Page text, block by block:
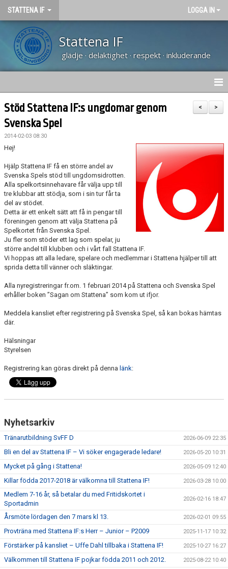
STATTENA IF LOGGA IN
Stattena IF
glädje · delaktighet · respekt · inkluderande
HEM
NYHETER
OM KLUBBEN
KALENDER
VÅRA LAG
SPONSORER
DOMARE, MATCHER.
AVGIFTER
KONTAKT
STATTENA CUP
INTRESSEANMÄLAN SOM TRÄNARE/LEDARE
>
<
Stöd Stattena IF:s ungdomar genom
Svenska Spel
2014-02-03 08:30
Hej!
Hjälp Stattena IF få en större andel av
Svenska Spels stöd till ungdomsidrotten.
Alla spelkortsinnehavare får välja upp till
tre klubbar att stödja, som i sin tur får ta
del av stödet.
Detta är ett enkelt sätt att få in pengar till
föreningen genom att välja Stattena på
Spelkortet från Svenska Spel.
Ju fler som stöder ett lag som spelar, ju
större andel till klubben och i vårt fall Stattena IF.
Vi hoppas att alla ledare, spelare och medlemmar i Stattena hjälper till att
sprida detta till vänner och släktingar.
Alla nyregistreringar fr.om. 1 februari 2014 på Stattena och Svenska Spel
erhåller boken ”Sagan om Stattena” som kom ut ifjor.
Meddela kansliet efter registrering på Svenska Spel, så kan bokas hämtas
där.
Hälsningar
Styrelsen
Registrering kan göras direkt på denna länk:
Nyhetsarkiv
Tränarutbildning SvFF D 2026-06-09 22:35
Bli en del av Stattena IF – Vi söker engagerade ledare! 2026-05-20 10:31
Mycket på gång i Stattena! 2026-05-09 12:40
Killar födda 2017-2018 är välkomna till Stattena IF! 2026-03-28 10:00
Medlem 7-16 år, så betalar du med Fritidskortet i
Sportadmin
2026-02-16 18:47
Årsmöte lördagen den 7 mars kl 13. 2026-02-01 09:55
Provträna med Stattena IF:s Herr – Junior – P2009 2025-11-17 10:32
Förstärker på kansliet – Uffe Dahl tillbaka i Stattena IF! 2025-10-27 16:27
Välkommen till Stattena IF pojkar födda 2011 och 2012. 2025-08-22 10:40